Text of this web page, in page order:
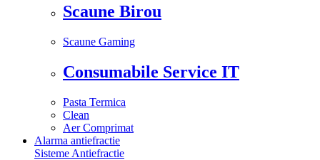
Scaune Birou
Scaune Gaming
Consumabile Service IT
Pasta Termica
Clean
Aer Comprimat
Alarma antiefractie
Sisteme Antiefractie